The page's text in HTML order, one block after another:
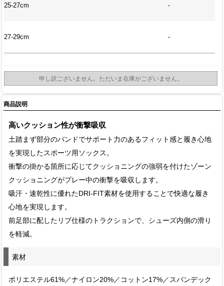
25-27cm -
27-29cm -
申し訳ございません。ただいま在庫がございません。
商品説明
高いクッション性が衝撃吸収
土踏まず部分のバンドでサポート力のあるフィット感と履き心地
を実現したスポーツ用ソックス。
衝撃の掛かる箇所に応じてクッショニングの強弱を付けたゾーン
クッショニングがプレー中の衝撃を吸収します。
吸汗・速乾性に優れたDRI-FIT素材を使用することで快適な履き
心地を実現します。
前足部に配したリブ仕様のトラクションで、シューズ内側の滑り
を軽減。
素材
ポリエステル61%／ナイロン20%／コットン17%／スパンデック